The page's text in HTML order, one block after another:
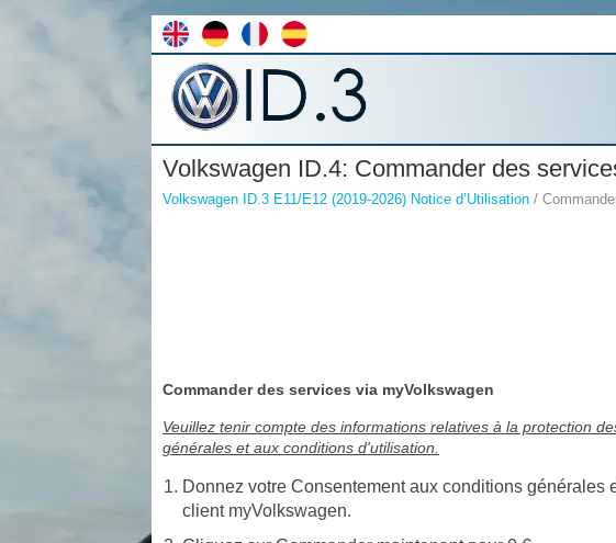
Volkswagen ID.4: Commander des
Volkswagen ID.3 E11/E12 (2019-2026) Notice d’Utilisation /
Commander des services via myVolkswagen
Veuillez tenir compte des informations relatives à la protection
générales et aux conditions d'utilisation.
Donnez votre Consentement aux conditions
client myVolkswagen.